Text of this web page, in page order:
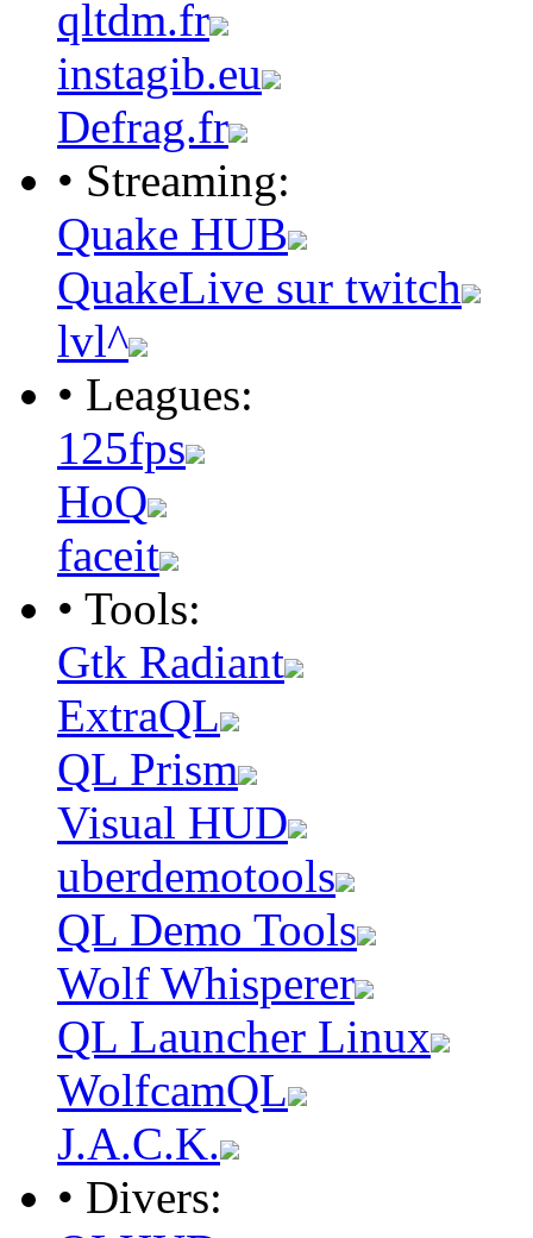
qltdm.fr
instagib.eu
Defrag.fr
• Streaming:
Quake HUB
QuakeLive sur twitch
lvl^
• Leagues:
125fps
HoQ
faceit
• Tools:
Gtk Radiant
ExtraQL
QL Prism
Visual HUD
uberdemotools
QL Demo Tools
Wolf Whisperer
QL Launcher Linux
WolfcamQL
J.A.C.K.
• Divers: